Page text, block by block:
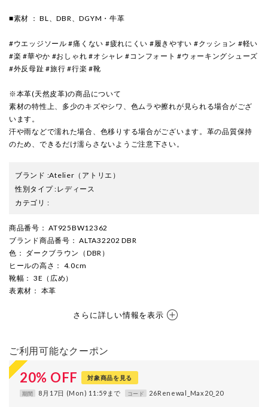
■素材 ： BL、DBR、DGYM・牛革
#ウエッジソール #痛くない #疲れにくい #履きやすい #クッション #軽い
#楽 #華やか #おしゃれ #オシャレ #コンフォート #ウォーキングシューズ
#外反母趾 #旅行 #行楽 #靴
※本革(天然皮革)の商品について
素材の特性上、多少のキズやシワ、色ムラや擦れが見られる場合がござ
います。
汗や雨などで濡れた場合、色移りする場合がございます。革の品質保持
のため、できるだけ濡らさないようご注意下さい。
ブランド :Atelier （アトリエ）
性別タイプ:レディース
カテゴリ :
商品番号 ： AT925BW12362
ブランド商品番号 ： ALTA32202 DBR
色 ： ダークブラウン（DBR）
ヒールの高さ ： 4.0cm
靴幅 ： 3E（広め）
表素材 ： 本革
さらに詳しい情報を表示
ご利用可能なクーポン
20% OFF 対象商品を見る
期間 8月17日 (Mon) 11:59まで コード 26Renewal_Max20_20